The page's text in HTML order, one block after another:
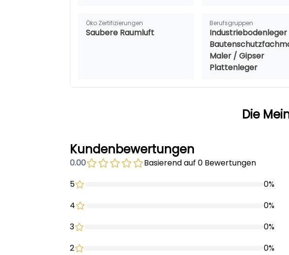
Öko Zertifizierungen
Saubere Raumluft
Berufsgruppen
Industriebodenleger
Maler / Gipser
Plattenleger
Die
Kundenbewertungen
0.00
Basierend auf 0 Bewertungen
5
0%
4
0%
3
0%
2
0%